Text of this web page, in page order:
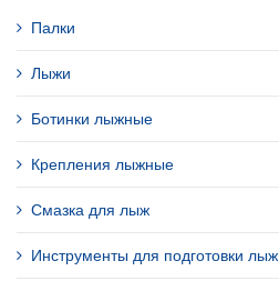
Палки
Лыжи
Ботинки лыжные
Крепления лыжные
Смазка для лыж
Инструменты для подготовки лыж